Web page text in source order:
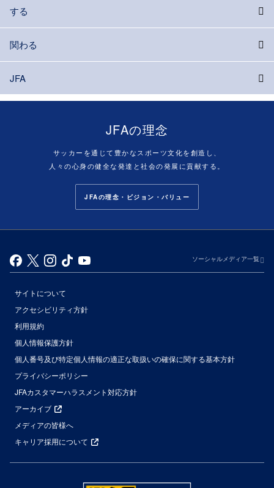
する
関わる
JFA
JFAの理念
サッカーを通じて豊かなスポーツ文化を創造し、
人々の心身の健全な発達と社会の発展に貢献する。
JFAの理念・ビジョン・バリュー
ソーシャルメディア一覧
サイトについて
アクセシビリティ方針
利用規約
個人情報保護方針
個人番号及び特定個人情報の適正な取扱いの確保に関する基本方針
プライバシーポリシー
JFAカスタマーハラスメント対応方針
アーカイブ
メディアの皆様へ
キャリア採用について